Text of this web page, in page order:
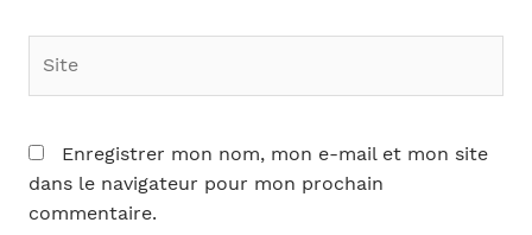
Enregistrer mon nom, mon e-mail et mon site
dans le navigateur pour mon prochain
commentaire.